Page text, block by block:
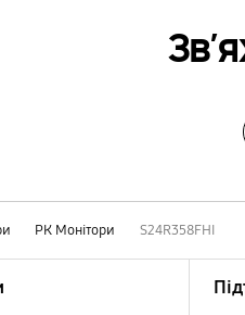
РК Монітори S24R358FHI